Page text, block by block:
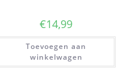
€14,99
Toevoegen aan
winkelwagen